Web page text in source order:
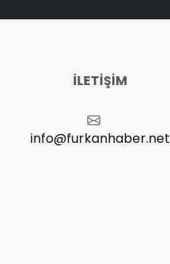
İLETIŞIM
info@furkanhaber.net